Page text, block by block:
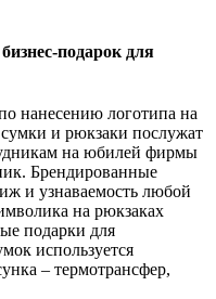
подарок для
нанесению логотипа на
и рюкзаки послужат
на юбилей фирмы
Брендированные
и узнаваемость любой
на рюкзаках
подарки для
используется
– термотрансфер,